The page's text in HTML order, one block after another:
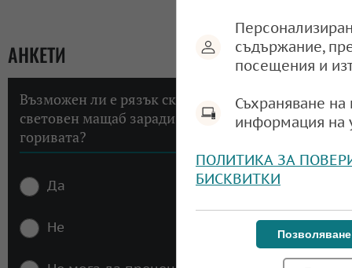
АНКЕТИ
Възможен ли е рязък скок на инфлацията в
световен мащаб заради високите цени на
горивата?
Да
Не
съдържание,
посещения и
Съхраняване
информация на
ПОЛИТИКА ЗА
БИСКВИТКИ